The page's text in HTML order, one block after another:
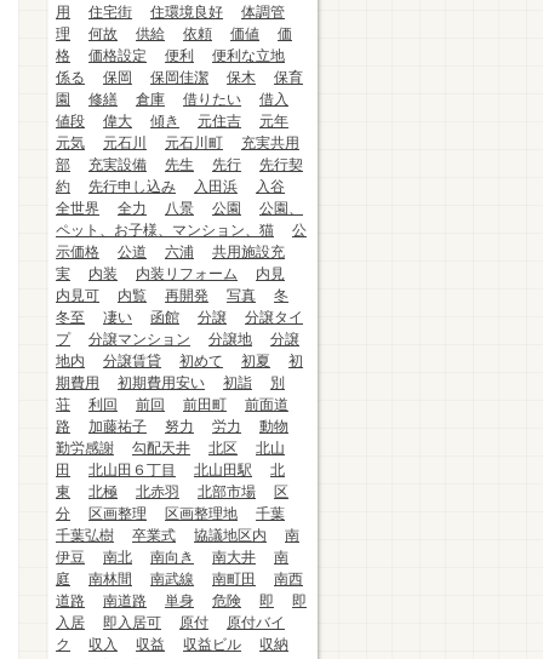
用
住宅街 住環境良好
体調管
理
何故 供給 依頼 価値
価
格
価格設定 便利
便利な立地
係る
保岡 保岡佳潔 保木
保育
園
修繕 倉庫 借りたい
借入
値段
偉大 傾き 元住吉
元年
元気
元石川 元石川町
充実共用
部
充実設備 先生 先行
先行契
約
先行申し込み 入田浜
入谷
全世界
全力 八景 公園
公園、
ペット、お子様、マンション、猫
公
示価格
公道 六浦
共用施設充
実
内装 内装リフォーム
内見
内見可
内覧 再開発 写真
冬
冬至
凄い 函館 分譲
分譲タイ
プ
分譲マンション 分譲地
分譲
地内
分譲賃貸 初めて 初夏
初
期費用
初期費用安い 初詣
別
荘
利回 前回 前田町
前面道
路
加藤祐子 努力 労力
動物
勤労感謝
勾配天井 北区
北山
田
北山田６丁目 北山田駅
北
東
北極 北赤羽 北部市場
区
分
区画整理 区画整理地
千葉
千葉弘樹
卒業式 協議地区内
南
伊豆
南北 南向き 南大井
南
庭
南林間 南武線 南町田
南西
道路
南道路 単身 危険 即
即
入居
即入居可 原付
原付バイ
ク
収入 収益 収益ビル
収納